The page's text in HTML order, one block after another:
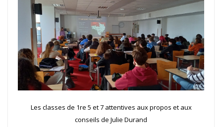
Les classes de 1re 5 et 7 attentives aux propos et aux
conseils de Julie Durand